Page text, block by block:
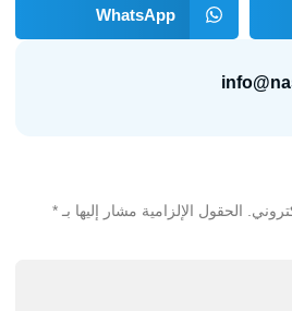
WhatsApp
الحقول الإلزامية مشار إليها بـ *